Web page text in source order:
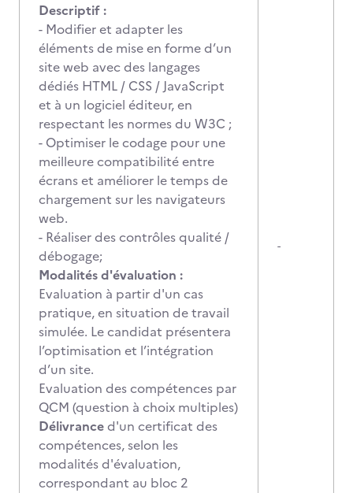
Descriptif :
- Modifier et adapter les
éléments de mise en forme d’un
site web avec des langages
dédiés HTML / CSS / JavaScript
et à un logiciel éditeur, en
respectant les normes du W3C ;
- Optimiser le codage pour une
meilleure compatibilité entre
écrans et améliorer le temps de
chargement sur les navigateurs
web.
- Réaliser des contrôles qualité /
débogage;
Modalités d'évaluation :
Evaluation à partir d'un cas
pratique, en situation de travail
simulée. Le candidat présentera
l’optimisation et l’intégration
d’un site.
Evaluation des compétences par
QCM (question à choix multiples)
Délivranced'un certificat des
compétences, selon les
modalités d'évaluation,
correspondant au bloc 2
-